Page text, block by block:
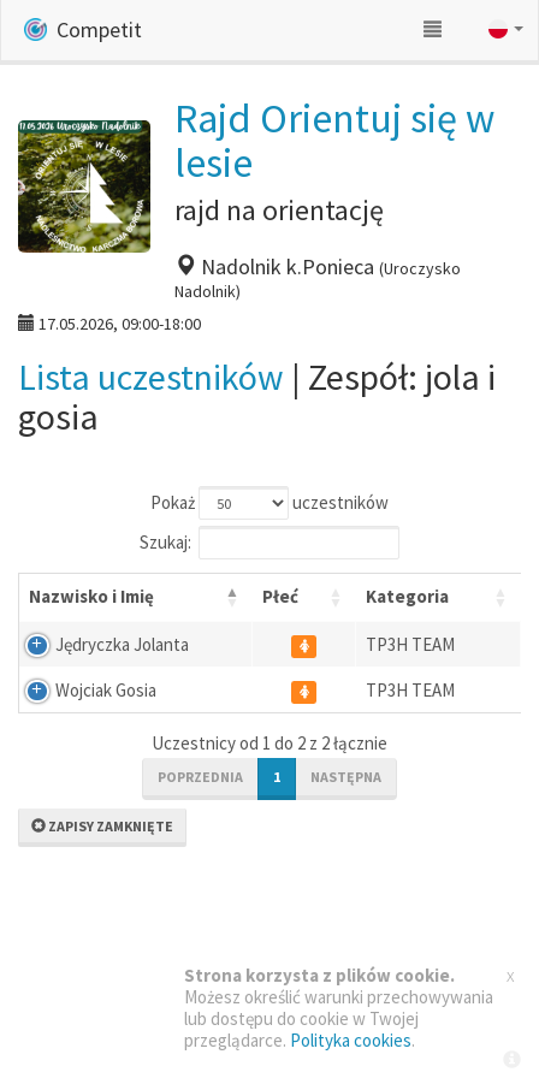
Competit
Rajd Orientuj się w
lesie
rajd na orientację
Nadolnik k.Ponieca (Uroczysko
Nadolnik)
17.05.2026, 09:00-18:00
Lista uczestników | Zespół: jola i
gosia
Pokaż
uczestników
Szukaj:
Nazwisko i Imię Płeć Kategoria
Jędryczka Jolanta
TP3H TEAM
Wojciak Gosia
TP3H TEAM
Uczestnicy od 1 do 2 z 2 łącznie
POPRZEDNIA 1 NASTĘPNA
ZAPISY ZAMKNIĘTE
Strona korzysta z plików cookie.
Możesz określić warunki przechowywania
lub dostępu do cookie w Twojej
przeglądarce. Polityka cookies.
x